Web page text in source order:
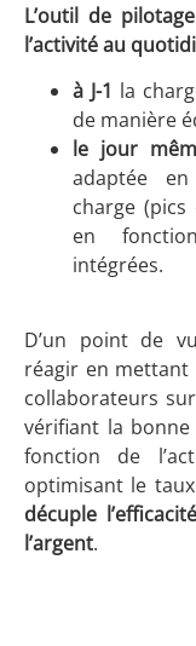
L’outil de
l’activité au
à J-1 la
de manière
le jour
adaptée
charge (pics
en
intégrées.
D’un point de
réagir en mettant
collaborateurs
vérifiant la
fonction de
optimisant le
décuple
l’argent.